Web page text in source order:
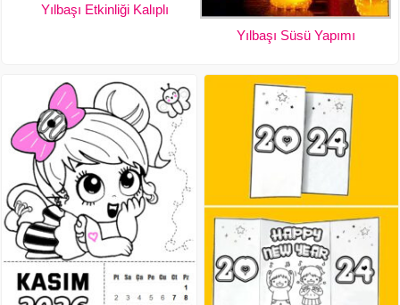
Yılbaşı Etkinliği Kalıplı
Yılbaşı Süsü Yapımı